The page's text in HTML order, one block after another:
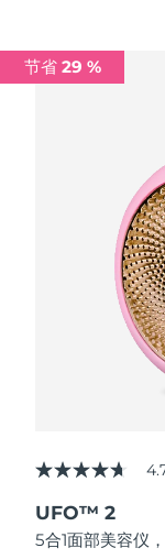
节省 29 %
4.7
of
5
stars,
UFO™ 2
5合1面部美容仪
菲律宾
沙特阿拉伯
新加坡